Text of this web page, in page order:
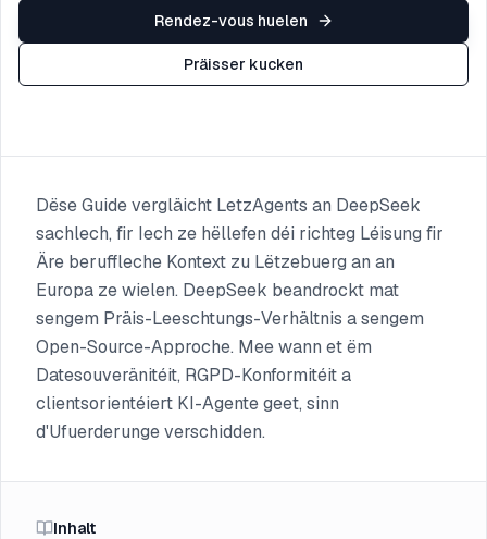
Rendez-vous huelen
Präisser kucken
Dëse Guide vergläicht LetzAgents an DeepSeek
sachlech, fir Iech ze hëllefen déi richteg Léisung fir
Äre beruffleche Kontext zu Lëtzebuerg an an
Europa ze wielen. DeepSeek beandrockt mat
sengem Präis-Leeschtungs-Verhältnis a sengem
Open-Source-Approche. Mee wann et ëm
Datesouveränitéit, RGPD-Konformitéit a
clientsorientéiert KI-Agente geet, sinn
d'Ufuerderunge verschidden.
Inhalt